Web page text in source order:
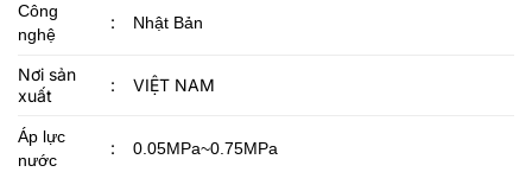
Công
nghệ
: Nhật Bản
Nơi sản
xuất
: VIỆT NAM
Áp lực
nước
: 0.05MPa~0.75MPa